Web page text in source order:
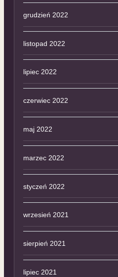
grudzień 2022
listopad 2022
lipiec 2022
czerwiec 2022
maj 2022
marzec 2022
styczeń 2022
wrzesień 2021
sierpień 2021
lipiec 2021